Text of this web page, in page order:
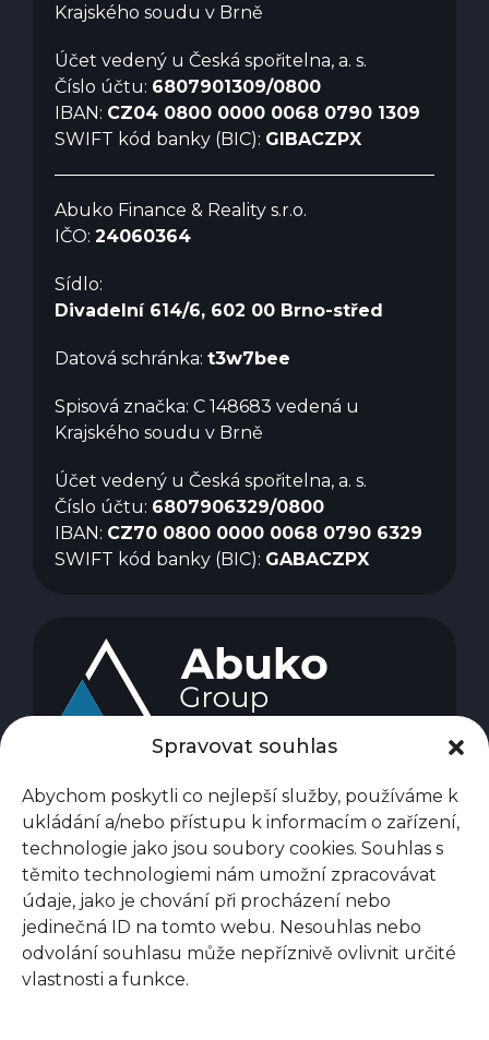
Spravovat souhlas
Abychom poskytli co nejlepší služby, používáme k
ukládání a/nebo přístupu k informacím o zařízení,
technologie jako jsou soubory cookies. Souhlas s
těmito technologiemi nám umožní zpracovávat
údaje, jako je chování při procházení nebo
jedinečná ID na tomto webu. Nesouhlas nebo
odvolání souhlasu může nepříznivě ovlivnit určité
vlastnosti a funkce.
Krajského soudu v Brně
Účet vedený u Česká spořitelna, a. s.
Číslo účtu: 6807901309/0800
IBAN: CZ04 0800 0000 0068 0790 1309
SWIFT kód banky (BIC): GIBACZPX
Abuko Finance & Reality s.r.o.
IČO: 24060364
Sídlo:
Divadelní 614/6, 602 00 Brno-střed
Datová schránka: t3w7bee
Spisová značka: C 148683 vedená u
Krajského soudu v Brně
Účet vedený u Česká spořitelna, a. s.
Číslo účtu: 6807906329/0800
IBAN: CZ70 0800 0000 0068 0790 6329
SWIFT kód banky (BIC): GABACZPX